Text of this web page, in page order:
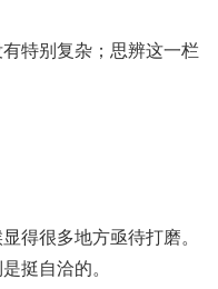
特别复杂；思辨这一栏
得很多地方亟待打磨。
挺自洽的。